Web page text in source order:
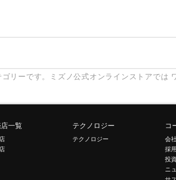
ゴリーです。ミズノ公式オンラインストアでは
一覧 テクノロジー
テクノロジー
コ
会
採
投
ニ